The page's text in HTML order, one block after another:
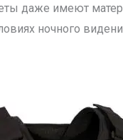
даже имеют
ночного